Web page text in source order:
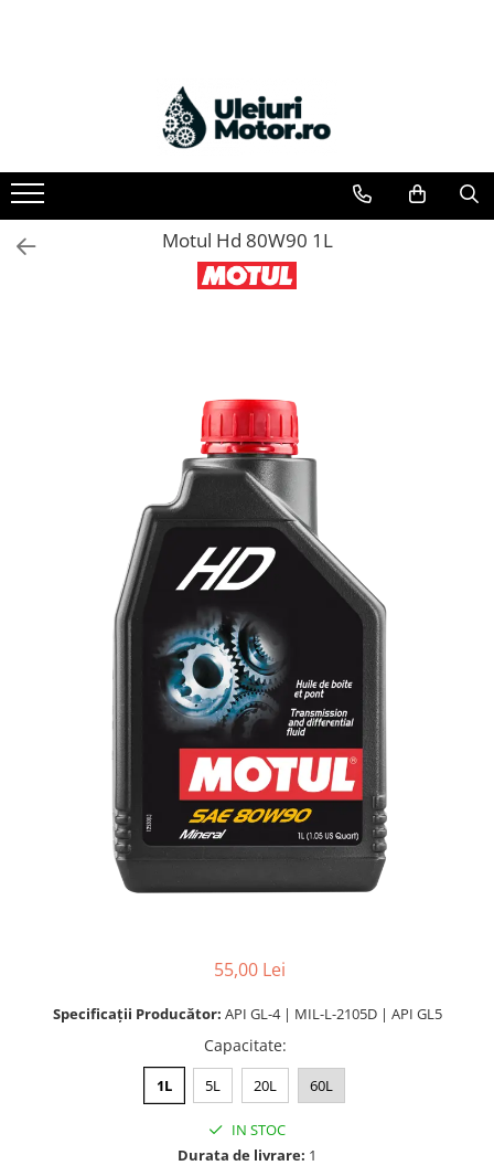
Uleiuri Motor Autoturisme
Uleiuri Motor Camioane
Uleiuri Motor Motociclete
Uleiuri Motor Utilaje Agricole
Uleiuri Motor Ambarcațiuni
Uleiuri Motor Vehicule Comerciale
Uleiuri Transmisie Autoturisme
Uleiuri Transmisie Camioane
Uleiuri Transmisie Motociclete
Uleiuri Transmisie Utilaje
Uleiuri Transmisie Utilaje Agricole
Uleiuri Transmisie Vehicule
Antigel Autoturisme
Antigel Camioane
Antigel Motociclete
Lichide Frână Motociclete
Lichide Pentru Punți și Universale
Lichide Suspensie Motociclete
Motul Hd 80W90 1L
55,00 Lei
Specificații Producător: API GL-4 | MIL-L-2105D | API GL5
Capacitate:
1L 5L 20L 60L
IN STOC
Durata de livrare: 1